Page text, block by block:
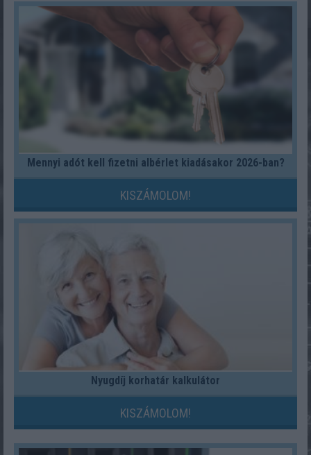
Mennyi adót kell fizetni albérlet kiadásakor 2026-ban?
KISZÁMOLOM!
Nyugdíj korhatár kalkulátor
KISZÁMOLOM!